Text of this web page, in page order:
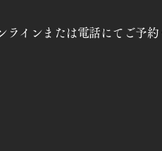
ラインまたは電話にてご予約